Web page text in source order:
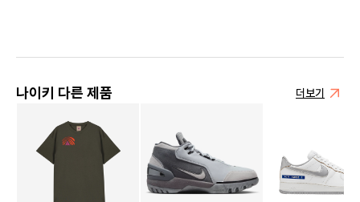
나이키 다른 제품 더보기